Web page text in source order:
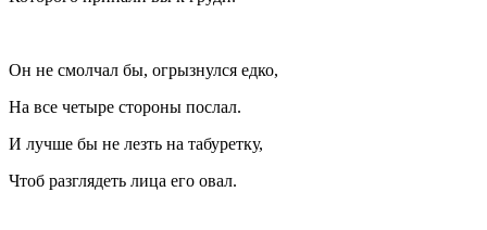
Он не смолчал бы, огрызнулся едко,
На все четыре стороны послал.
И лучше бы не лезть на табуретку,
Чтоб разглядеть лица его овал.